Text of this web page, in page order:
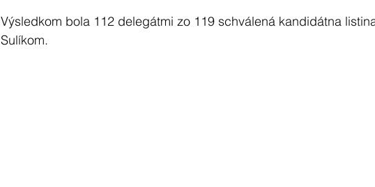
Výsledkom bola 112 delegátmi zo 119 schválená kandidátna
Sulíkom.